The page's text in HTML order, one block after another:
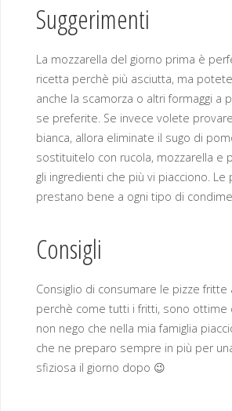
Suggerimenti
La mozzarella del giorno prima è
ricetta perchè più asciutta, ma
anche la scamorza o altri formaggi a
se preferite. Se invece volete
bianca, allora eliminate il sugo di
sostituitelo con rucola, mozzarella e
gli ingredienti che più vi piacciono. Le
prestano bene a ogni tipo di
Consigli
Consiglio di consumare le pizze fritte
perchè come tutti i fritti, sono ottime
non nego che nella mia famiglia
che ne preparo sempre in più per
sfiziosa il giorno dopo 😉